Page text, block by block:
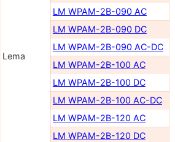
Lema
LM WPAM-2В-090 AC
LM WPAM-2B-090 DC
LM WPAM-2B-090 AC-DC
LM WPAM-2B-100 AC
LM WPAM-2B-100 DC
LM WPAM-2B-100 AC-DC
LM WPAM-2B-120 AC
LM WPAM-2B-120 DC